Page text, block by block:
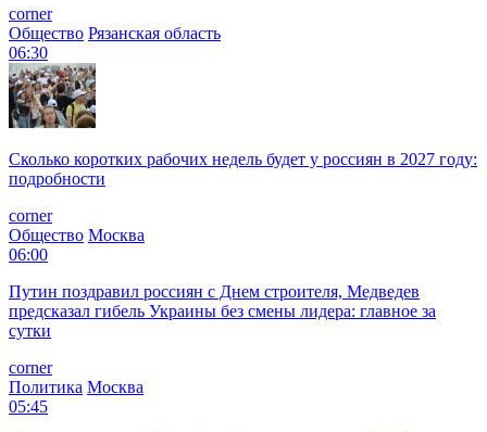
corner
Общество Рязанская область
06:30
Сколько коротких рабочих недель будет у россиян в 2027 году:
подробности
corner
Общество Москва
06:00
Путин поздравил россиян с Днем строителя, Медведев
предсказал гибель Украины без смены лидера: главное за
сутки
corner
Политика Москва
05:45